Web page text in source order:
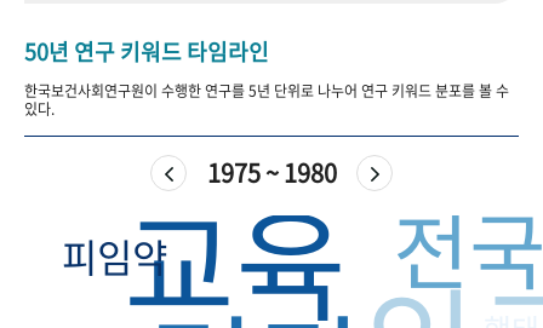
VR 역사관
50년 연구 키워드 타임라인
한국보건사회연구원이 수행한 연구를 5년 단위로 나누어 연구 키워드 분포를 볼 수
있다.
1975 ~ 1980
교육 전
피임약